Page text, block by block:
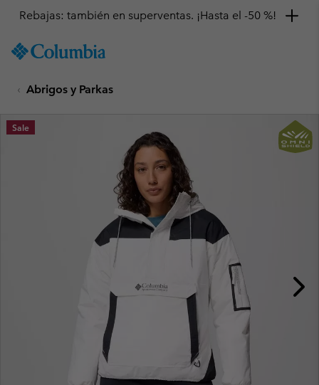
TO
SKIP
MAIN
NAV
Rebajas: también en superventas. ¡Hasta el -50 %!
Abrigos y Parkas
Sale